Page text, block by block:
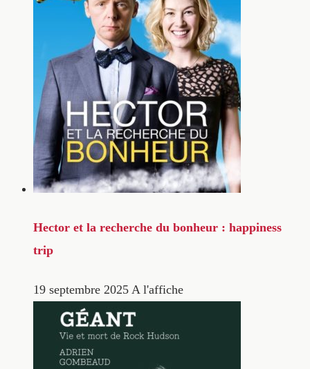
Hector et la recherche du bonheur : happiness
trip
19 septembre 2025 A l'affiche